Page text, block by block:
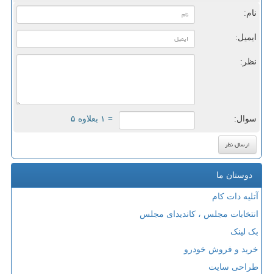
نام:
ایمیل:
نظر:
سوال: = ۱ بعلاوه ۵
دوستان ما
آتلیه دات کام
انتخابات مجلس ، کاندیدای مجلس
بک لینک
خرید و فروش خودرو
طراحی سایت